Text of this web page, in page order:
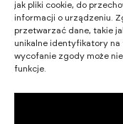
jak pliki cookie, do
informacji o urządzeniu.
przetwarzać dane, takie
unikalne identyfikatory
wycofanie zgody może
funkcje.
CERTYFIKATY I
STRATEGIA
WIKĘD SP. Z O.O.
84-242 LUZINO